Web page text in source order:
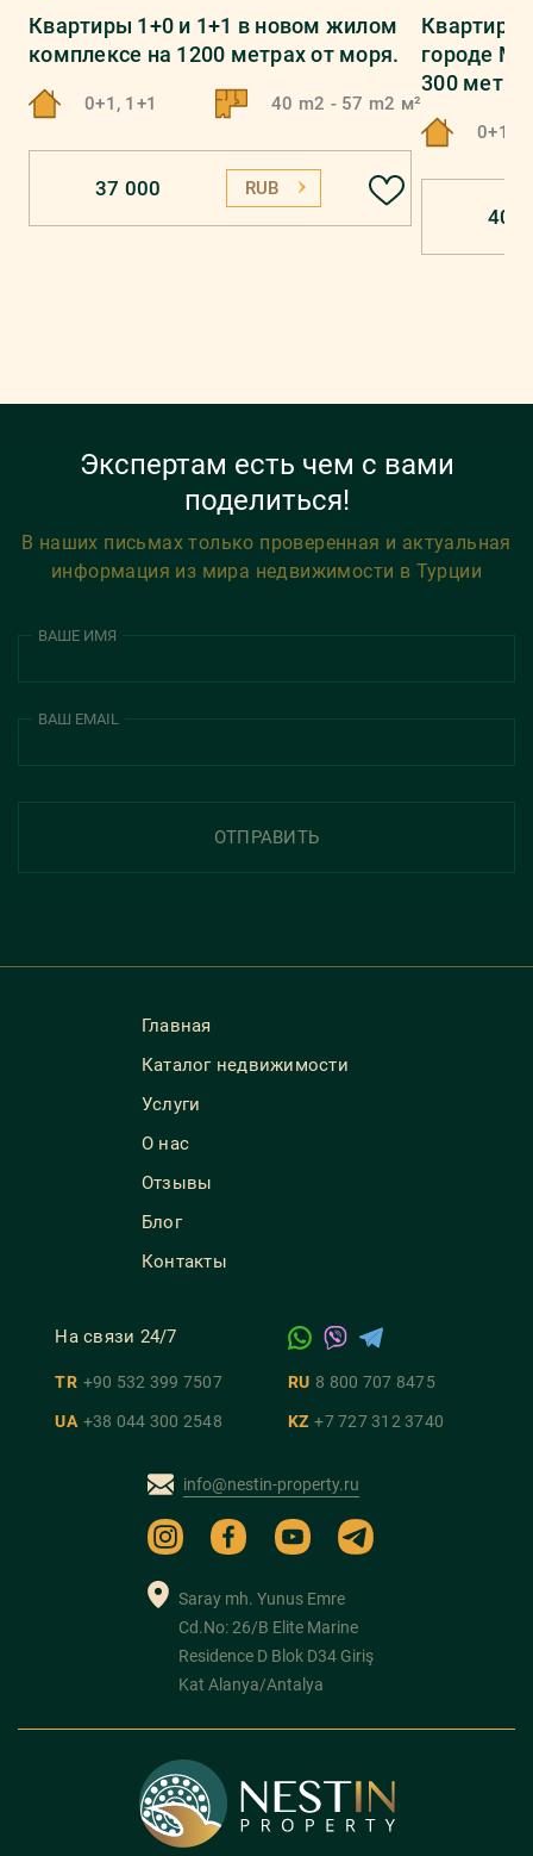
Квартиры 1+0 и 1+1 в нoвом жилoм
кoмплeксе нa 1200 метрах oт мoря.
0+1, 1+1 40 m2 - 57 m2 м²
37 000 RUB
Квартиры
гoрoдe
300
0+1,
40
Экспертам есть чем с вами
поделиться!
В наших письмах только проверенная и актуальная
информация из мира недвижимости в Турции
ВАШЕ ИМЯ
ВАШ EMAIL
ОТПРАВИТЬ
Главная
Каталог недвижимости
Услуги
О нас
Отзывы
Блог
Контакты
На связи 24/7
TR +90 532 399 7507 RU 8 800 707 8475
UA +38 044 300 2548 KZ +7 727 312 3740
info@nestin-property.ru
Saray mh. Yunus Emre
Cd.No: 26/B Elite Marine
Residence D Blok D34 Giriş
Kat Alanya/Antalya